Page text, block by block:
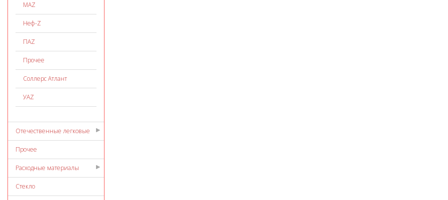
МАZ
Неф-Z
ПАZ
Прочее
Соллерс Атлант
УАZ
Отечественные легковые
Прочее
Расходные материалы
Стекло